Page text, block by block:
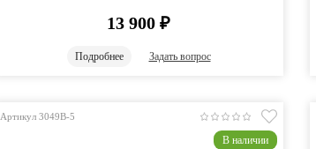
13 900 ₽
Подробнее Задать вопрос
Артикул 3049B-5
В наличии